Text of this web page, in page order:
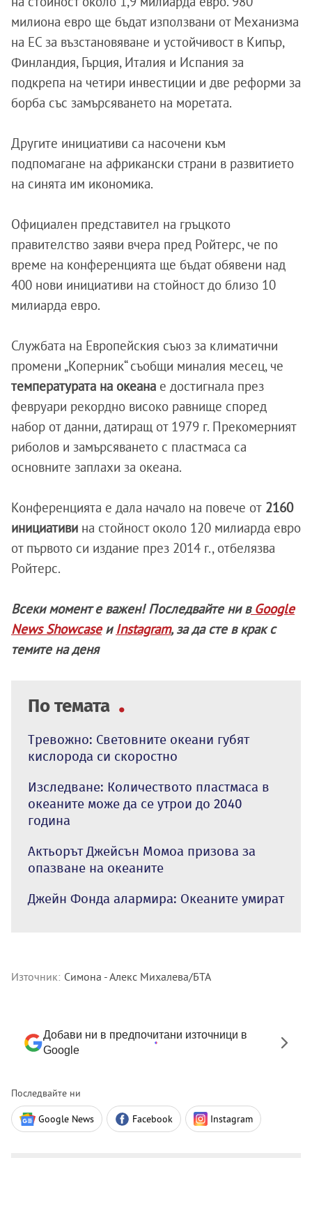
милиона евро ще бъдат използвани от Механизма
на ЕС за възстановяване и устойчивост в Кипър,
Финландия, Гърция, Италия и Испания за
подкрепа на четири инвестиции и две реформи за
борба със замърсяването на моретата.
Другите инициативи са насочени към
подпомагане на африкански страни в развитието
на синята им икономика.
Официален представител на гръцкото
правителство заяви вчера пред Ройтерс, че по
време на конференцията ще бъдат обявени над
400 нови инициативи на стойност до близо 10
милиарда евро.
Службата на Европейския съюз за климатични
промени „Коперник“ съобщи миналия месец, че
температурата на океана е достигнала през
февруари рекордно високо равнище според
набор от данни, датиращ от 1979 г. Прекомерният
риболов и замърсяването с пластмаса са
основните заплахи за океана.
Конференцията е дала начало на повече от 2160
инициативи на стойност около 120 милиарда евро
от първото си издание през 2014 г., отбелязва
Ройтерс.
Всеки момент е важен! Последвайте ни вGoogle
News Showcaseи Instagram, за да сте в крак с
темите на деня
По темата
Тревожно: Световните океани губят
кислорода си скоростно
Изследване: Количеството пластмаса в
океаните може да се утрои до 2040
година
Актьорът Джейсън Момоа призова за
опазване на океаните
Джейн Фонда алармира: Океаните умират
Източник: Симона - Алекс Михалева/БТА
Добави ни в предпочитани източници в
Google
Последвайте ни
Google News Facebook Instagram